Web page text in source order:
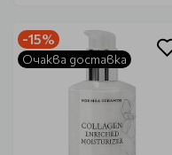
-15%
Очаква доставка